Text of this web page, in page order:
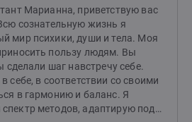
чтобы отношения
живыми и понятными.
(до 10 встреч), так и
Марианна, приветствую вас
сознательную жизнь я
мир психики, души и тела. Моя
пользу людям. Вы
сделали шаг навстречу себе.
себе, в соответствии со своими
в гармонию и баланс. Я
методов, адаптирую под